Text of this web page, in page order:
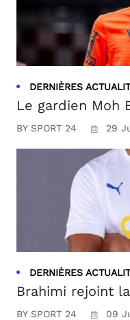
DERNIÈRES
Le gardien Moh
BY SPORT 24 29
DERNIÈRES
Brahimi rejoint
BY SPORT 24 09